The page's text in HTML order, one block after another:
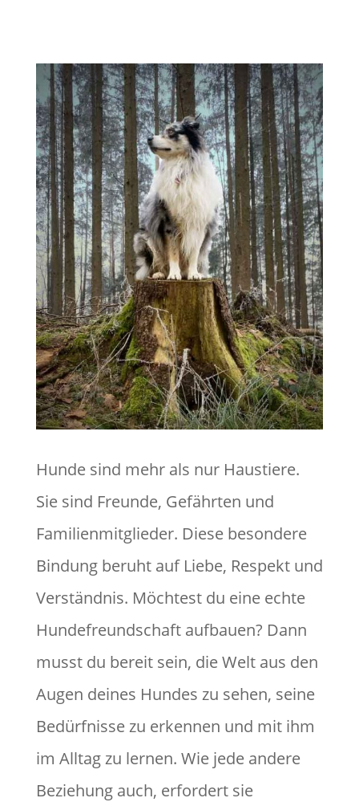
Hunde sind mehr als nur Haustiere.
Sie sind Freunde, Gefährten und
Familienmitglieder. Diese besondere
Bindung beruht auf Liebe, Respekt und
Verständnis. Möchtest du eine echte
Hundefreundschaft aufbauen? Dann
musst du bereit sein, die Welt aus den
Augen deines Hundes zu sehen, seine
Bedürfnisse zu erkennen und mit ihm
im Alltag zu lernen. Wie jede andere
Beziehung auch, erfordert sie